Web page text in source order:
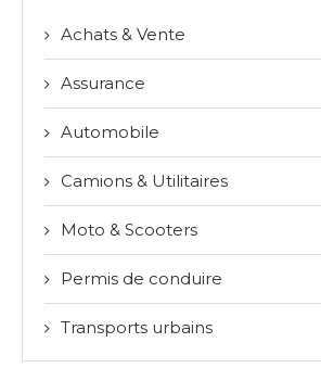
Achats & Vente
Assurance
Automobile
Camions & Utilitaires
Moto & Scooters
Permis de conduire
Transports urbains